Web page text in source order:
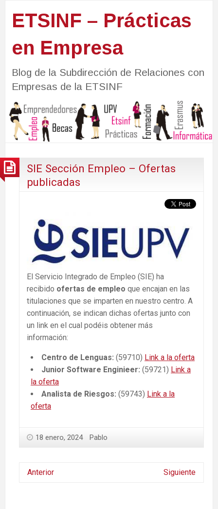
ETSINF – Prácticas
en Empresa
Blog de la Subdirección de Relaciones con
Empresas de la ETSINF
SIE Sección Empleo – Ofertas
publicadas
El Servicio Integrado de Empleo (SIE) ha
recibido ofertas de empleo que encajan en las
titulaciones que se imparten en nuestro centro. A
continuación, se indican dichas ofertas junto con
un link en el cual podéis obtener más
información:
Centro de Lenguas: (59710) Link a la oferta
Junior Software Enginieer: (59721) Link a
la oferta
Analista de Riesgos: (59743) Link a la
oferta
18 enero, 2024 Pablo
Anterior Siguiente